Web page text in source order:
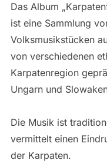
Das Album
ist eine Sammlung
Volksmusikstücken
von verschiedenen
Karpatenregion
Ungarn und
Die Musik ist
vermittelt einen
der Karpaten.